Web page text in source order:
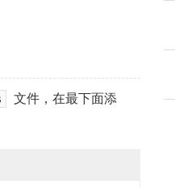
文件，在最下面添